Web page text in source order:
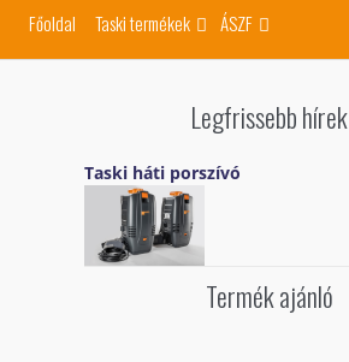
Főoldal Taski termékek ÁSZF
Legfrissebb hírek
Taski háti porszívó
Termék ajánló